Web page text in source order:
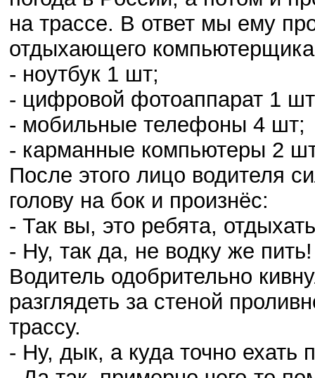
на трассе. В ответ мы ему
отдыхающего
- ноутбук 1 шт;
- цифровой фотоаппарат 1
- мобильные телефоны 4 шт;
- карманные компьютеры 2
После этого лицо водителя
голову на бок и произнёс:
- Так вы, это ребята,
- Ну, так да, не водку же
Водитель одобрительно
разглядеть за стеной
трассу.
- Ну, дык, а куда точно ехать